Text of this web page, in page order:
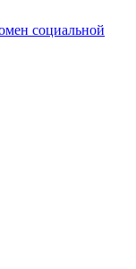
социальной